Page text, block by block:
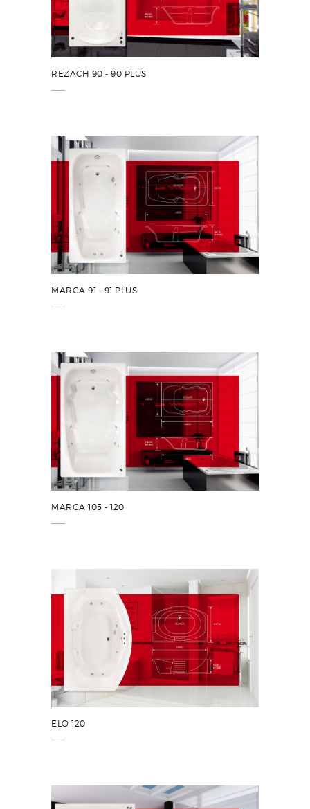
REZACH 90 - 90 PLUS
MARGA 91 - 91 PLUS
MARGA 105 - 120
ELO 120